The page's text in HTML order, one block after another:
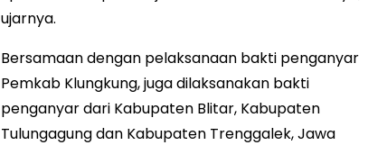
ujarnya.
Bersamaan dengan pelaksanaan bakti penganyar
Pemkab Klungkung, juga dilaksanakan bakti
penganyar dari Kabupaten Blitar, Kabupaten
Tulungagung dan Kabupaten Trenggalek, Jawa